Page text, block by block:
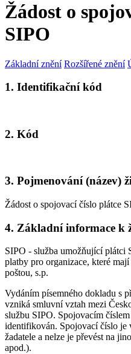
Žádost o
SIPO
Základní znění Rozšířené znění
1. Identifikační kód
2. Kód
3. Pojmenování (název)
Žádost o spojovací číslo plátce
4. Základní informace k
SIPO - služba umožňující plátci
platby pro organizace, které
poštou, s.p.
Vydáním písemného dokladu s
vzniká smluvní vztah mezi
službu SIPO. Spojovacím
identifikován. Spojovací číslo je
žadatele a nelze je převést na
apod.).